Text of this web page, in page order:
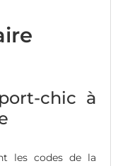
chic à
les codes de la